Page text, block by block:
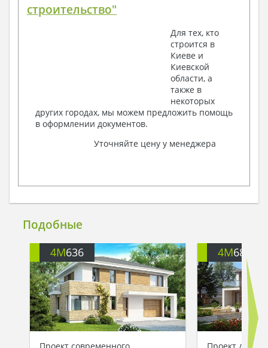
строительство"
Для тех, кто
строится в
Киеве и
Киевской
области, а
также в
некоторых
других городах, мы можем предложить помощь
в оформлении документов.
Уточняйте цену у менеджера
Подобные
4M636 4M684